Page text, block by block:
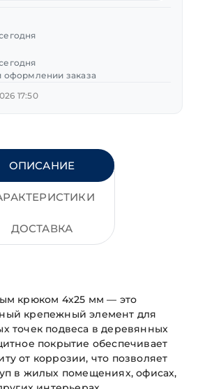
оформлении заказа
17:50
ОПИСАНИЕ
ДОСТАВКА
крюком 4х25 мм — это
крепежный элемент для
точек подвеса в деревянных
покрытие обеспечивает
от коррозии, что позволяет
в жилых помещениях, офисах,